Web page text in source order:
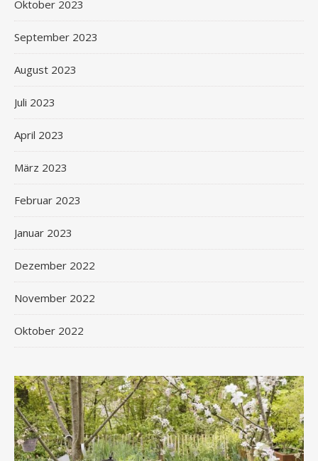
Oktober 2023
September 2023
August 2023
Juli 2023
April 2023
März 2023
Februar 2023
Januar 2023
Dezember 2022
November 2022
Oktober 2022